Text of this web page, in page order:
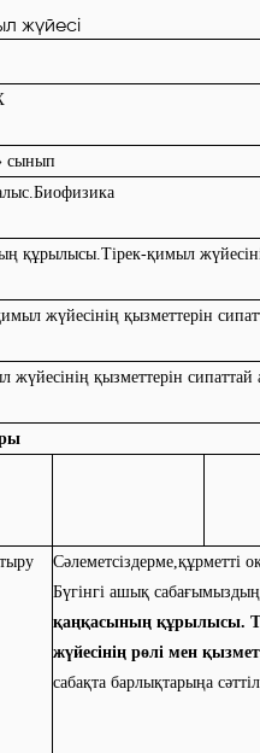
сынып
құрылысы.Тірек-қимыл
жүйесінің қызметтерін
жүйесінің қызметтерін сипаттай
Сәлеметсіздерме,құрметті
Бүгінгі ашық
қаңқасының құрылысы.
жүйесінің рөлі мен
сабақта барлықтарыңа